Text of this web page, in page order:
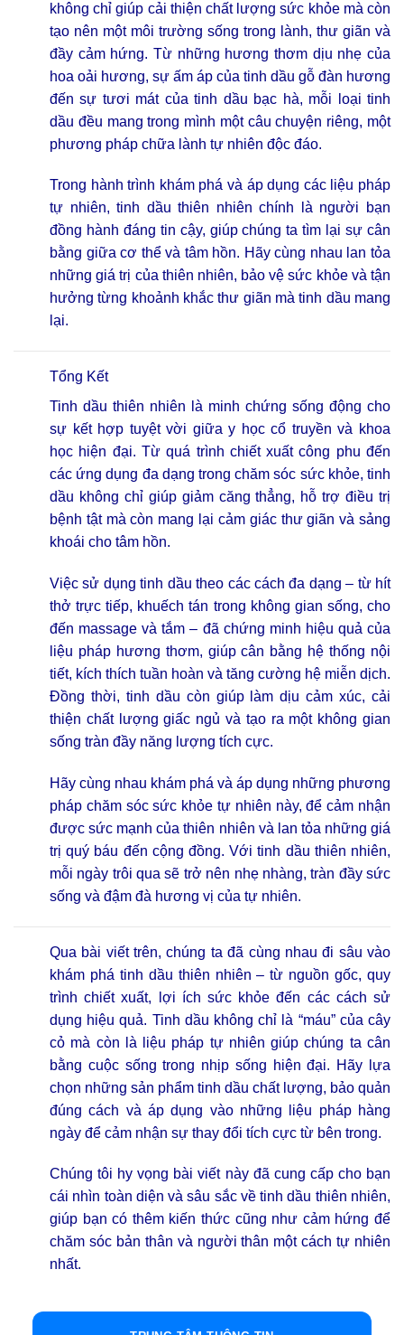
không chỉ giúp cải thiện chất lượng sức khỏe mà còn
tạo nên một môi trường sống trong lành, thư giãn và
đầy cảm hứng. Từ những hương thơm dịu nhẹ của
hoa oải hương, sự ấm áp của tinh dầu gỗ đàn hương
đến sự tươi mát của tinh dầu bạc hà, mỗi loại tinh
dầu đều mang trong mình một câu chuyện riêng, một
phương pháp chữa lành tự nhiên độc đáo.
Trong hành trình khám phá và áp dụng các liệu pháp
tự nhiên, tinh dầu thiên nhiên chính là người bạn
đồng hành đáng tin cậy, giúp chúng ta tìm lại sự cân
bằng giữa cơ thể và tâm hồn. Hãy cùng nhau lan tỏa
những giá trị của thiên nhiên, bảo vệ sức khỏe và tận
hưởng từng khoảnh khắc thư giãn mà tinh dầu mang
lại.
Tổng Kết
Tinh dầu thiên nhiên là minh chứng sống động cho
sự kết hợp tuyệt vời giữa y học cổ truyền và khoa
học hiện đại. Từ quá trình chiết xuất công phu đến
các ứng dụng đa dạng trong chăm sóc sức khỏe, tinh
dầu không chỉ giúp giảm căng thẳng, hỗ trợ điều trị
bệnh tật mà còn mang lại cảm giác thư giãn và sảng
khoái cho tâm hồn.
Việc sử dụng tinh dầu theo các cách đa dạng – từ hít
thở trực tiếp, khuếch tán trong không gian sống, cho
đến massage và tắm – đã chứng minh hiệu quả của
liệu pháp hương thơm, giúp cân bằng hệ thống nội
tiết, kích thích tuần hoàn và tăng cường hệ miễn dịch.
Đồng thời, tinh dầu còn giúp làm dịu cảm xúc, cải
thiện chất lượng giấc ngủ và tạo ra một không gian
sống tràn đầy năng lượng tích cực.
Hãy cùng nhau khám phá và áp dụng những phương
pháp chăm sóc sức khỏe tự nhiên này, để cảm nhận
được sức mạnh của thiên nhiên và lan tỏa những giá
trị quý báu đến cộng đồng. Với tinh dầu thiên nhiên,
mỗi ngày trôi qua sẽ trở nên nhẹ nhàng, tràn đầy sức
sống và đậm đà hương vị của tự nhiên.
Qua bài viết trên, chúng ta đã cùng nhau đi sâu vào
khám phá tinh dầu thiên nhiên – từ nguồn gốc, quy
trình chiết xuất, lợi ích sức khỏe đến các cách sử
dụng hiệu quả. Tinh dầu không chỉ là “máu” của cây
cỏ mà còn là liệu pháp tự nhiên giúp chúng ta cân
bằng cuộc sống trong nhịp sống hiện đại. Hãy lựa
chọn những sản phẩm tinh dầu chất lượng, bảo quản
đúng cách và áp dụng vào những liệu pháp hàng
ngày để cảm nhận sự thay đổi tích cực từ bên trong.
Chúng tôi hy vọng bài viết này đã cung cấp cho bạn
cái nhìn toàn diện và sâu sắc về tinh dầu thiên nhiên,
giúp bạn có thêm kiến thức cũng như cảm hứng để
chăm sóc bản thân và người thân một cách tự nhiên
nhất.